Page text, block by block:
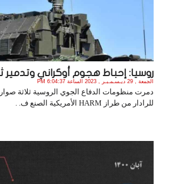
روسيا: إحباط هجوم أوكراني وتدمير
الجمعة , 29 ديـسـمـبـر , 2023 الساعة 6:04:37 PM
دمرت منظومات الدفاع الجوي الروسية ثلاثة
للرادار من طراز HARM الأمريكية الصنع ف. .